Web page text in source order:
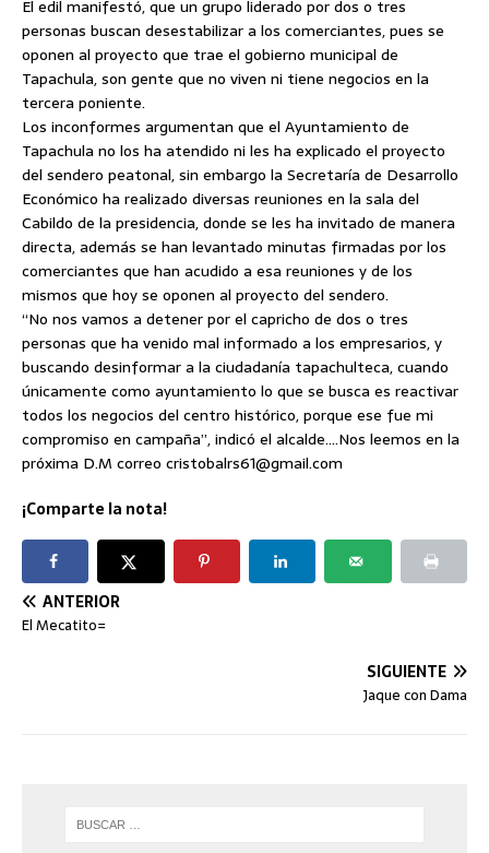
El edil manifestó, que un grupo liderado por dos o tres
personas buscan desestabilizar a los comerciantes, pues se
oponen al proyecto que trae el gobierno municipal de
Tapachula, son gente que no viven ni tiene negocios en la
tercera poniente.
Los inconformes argumentan que el Ayuntamiento de
Tapachula no los ha atendido ni les ha explicado el proyecto
del sendero peatonal, sin embargo la Secretaría de Desarrollo
Económico ha realizado diversas reuniones en la sala del
Cabildo de la presidencia, donde se les ha invitado de manera
directa, además se han levantado minutas firmadas por los
comerciantes que han acudido a esa reuniones y de los
mismos que hoy se oponen al proyecto del sendero.
“No nos vamos a detener por el capricho de dos o tres
personas que ha venido mal informado a los empresarios, y
buscando desinformar a la ciudadanía tapachulteca, cuando
únicamente como ayuntamiento lo que se busca es reactivar
todos los negocios del centro histórico, porque ese fue mi
compromiso en campaña”, indicó el alcalde….Nos leemos en la
próxima D.M correo cristobalrs61@gmail.com
¡Comparte la nota!
ANTERIOR
El Mecatito=
SIGUIENTE
Jaque con Dama